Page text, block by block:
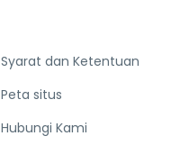
Syarat dan Ketentuan
Peta situs
Hubungi Kami